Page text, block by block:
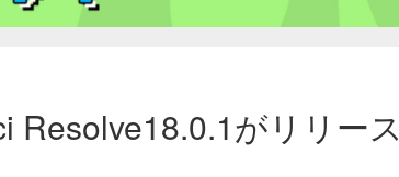
Resolve18.0.1がリリース